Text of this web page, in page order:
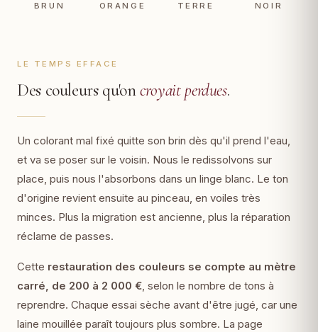
BRUN ORANGE TERRE NOIR
LE TEMPS EFFACE
Des couleurs qu'oncroyait perdues.
Un colorant mal fixé quitte son brin dès qu'il prend l'eau,
et va se poser sur le voisin. Nous le redissolvons sur
place, puis nous l'absorbons dans un linge blanc. Le ton
d'origine revient ensuite au pinceau, en voiles très
minces. Plus la migration est ancienne, plus la réparation
réclame de passes.
Cette restauration des couleurs se compte au mètre
carré, de 200 à 2 000 €, selon le nombre de tons à
reprendre. Chaque essai sèche avant d'être jugé, car une
laine mouillée paraît toujours plus sombre. La page